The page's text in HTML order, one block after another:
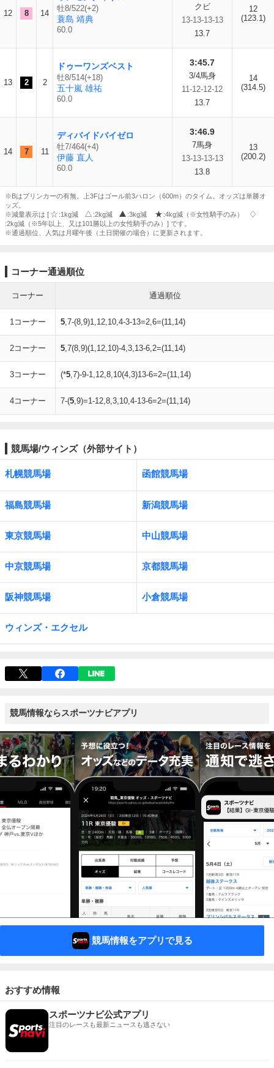
12 8 14
牡8/522(+2)
蓑島 靖典
60.0
クビ
13-13-13-13
13.7
12
(123.1)
13 2 2
ドゥーワンズベスト
牡8/514(+18)
五十嵐 雄祐
60.0
3:45.7
3/4馬身
11-12-12-12
13.7
14
(314.5)
14 7 11
ディバイドバイゼロ
牡7/464(+4)
伊藤 直人
60.0
3:46.9
7馬身
13-13-13-13
13.8
13
(200.2)
※Bはブリンカーの有無。上3Fはゴール前3ハロン（600m）のタイム。オッズは単勝オ
ッズ。
※減量表示は [
:1kg減 :2kg減 :3kg減
:4kg減（※女性騎手のみ）
:2kg減（※5年以上、又は101勝以上の女性騎手のみ）] です。
※通過順位、人気は月曜午後（土日開催の場合）に更新されます。
コーナー通過順位
コーナー 通過順位
1コーナー 5,7-(8,9)1,12,10,4-3-13=2,6=(11,14)
2コーナー 5,7(8,9)(1,12,10)-4,3,13-6,2=(11,14)
3コーナー (*5,7)-9-1,12,8,10(4,3)13-6=2=(11,14)
4コーナー 7-(5,9)=1-12,8,3,10,4-13-6=2=(11,14)
競馬場/ウィンズ（外部サイト）
札幌競馬場 函館競馬場
福島競馬場 新潟競馬場
東京競馬場 中山競馬場
中京競馬場 京都競馬場
阪神競馬場 小倉競馬場
ウィンズ・エクセル
競馬情報ならスポーツナビアプリ
競馬情報をアプリで見る
おすすめ情報
スポーツナビ公式アプリ
注目のレースも最新ニュースも逃さない